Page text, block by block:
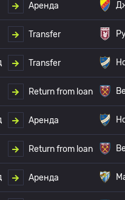
Аренда
Transfer
Transfer
Return from loan
Аренда
Return from loan
Аренда